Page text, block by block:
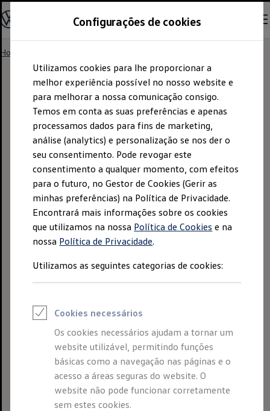
Configurações de cookies
Utilizamos cookies para lhe proporcionar a
melhor experiência possível no nosso website e
para melhorar a nossa comunicação consigo.
Temos em conta as suas preferências e apenas
processamos dados para fins de marketing,
análise (analytics) e personalização se nos der o
seu consentimento. Pode revogar este
consentimento a qualquer momento, com efeitos
para o futuro, no Gestor de Cookies (Gerir as
minhas preferências) na Política de Privacidade.
Encontrará mais informações sobre os cookies
que utilizamos na nossa Política de Cookies e na
nossa Política de Privacidade.
Utilizamos as seguintes categorias de cookies:
Cookies necessários
Os cookies necessários ajudam a tornar um
website utilizável, permitindo funções
básicas como a navegação nas páginas e o
acesso a áreas seguras do website. O
website não pode funcionar corretamente
sem estes cookies.
main
content
to
footer
Informações
Regulamento
Home
Aviso legal
Tenha em conta que os conteúdos e diferentes áreas
deste site estão sob responsabilidade de vários
editores.
Responsável pelo conteúdo deste site:
2954-024, Quinta do Anjo
Portugal
PT 502 616 695
communication@volkswagen.pt
Presidente do conselho de gerência: